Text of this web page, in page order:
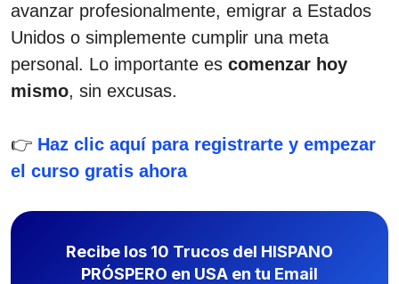
avanzar profesionalmente, emigrar a Estados
Unidos o simplemente cumplir una meta
personal. Lo importante es comenzar hoy
mismo, sin excusas.
👉 Haz clic aquí para registrarte y empezar
el curso gratis ahora
Recibe los 10 Trucos del HISPANO
PRÓSPERO en USA en tu Email